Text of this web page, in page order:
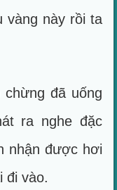
vàng này rồi ta
đã uống
ra nghe đặc
nhận được hơi
đi vào.